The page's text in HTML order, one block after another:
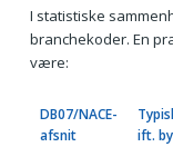
I statistiske
branchekoder. En
være:
DB07/NACE-
afsnit
ift.